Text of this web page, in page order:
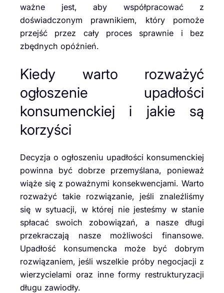
ważne jest, aby współpracować z
doświadczonym prawnikiem, który pomoże
przejść przez cały proces sprawnie i bez
zbędnych opóźnień.
Kiedy warto rozważyć
ogłoszenie upadłości
konsumenckiej i jakie są
korzyści
Decyzja o ogłoszeniu upadłości konsumenckiej
powinna być dobrze przemyślana, ponieważ
wiąże się z poważnymi konsekwencjami. Warto
rozważyć takie rozwiązanie, jeśli znaleźliśmy
się w sytuacji, w której nie jesteśmy w stanie
spłacać swoich zobowiązań, a nasze długi
przekraczają nasze możliwości finansowe.
Upadłość konsumencka może być dobrym
rozwiązaniem, jeśli wszelkie próby negocjacji z
wierzycielami oraz inne formy restrukturyzacji
długu zawiodły.